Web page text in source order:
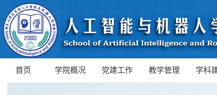
首页 学院概况 党建工作 教学管理 学科